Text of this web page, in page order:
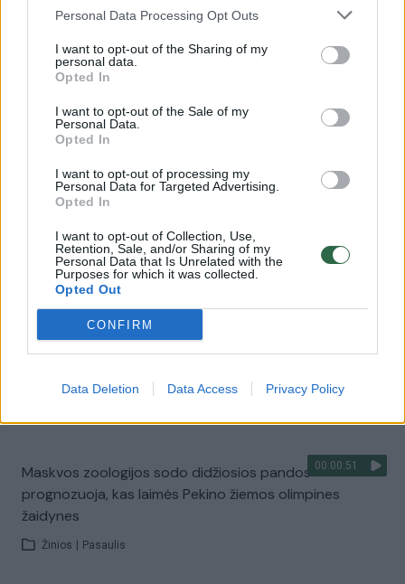
Personal Data Processing Opt Outs
I want to opt-out of the Sharing of my
personal data.
Opted In
I want to opt-out of the Sale of my
Personal Data.
Opted In
I want to opt-out of processing my
Personal Data for Targeted Advertising.
Opted In
I want to opt-out of Collection, Use,
Retention, Sale, and/or Sharing of my
Personal Data that Is Unrelated with the
Purposes for which it was collected.
Opted Out
CONFIRM
Data Deletion Data Access Privacy Policy
00:08:29
Karybos ekspertas įvertino galimą karo Ukrainoje eigą:
Žinios | Lietuvos diena
00:01:48
Kauno žiemos uoste – darbymetis: dėl atnaujintų
prieplaukų, prognozuojamas palankus sezonas laivybai
Žinios | Lietuvos diena
Buvusio Lietuvos užsienio reikalų ministro prognozės:
gegužę prasidės Rusijos grįžimas į akmens amžių
Žinios | Lietuvos diena
00:02:45
Ankstyvasis bulviasodis – galvos skausmas ūkininkams:
dėl karo susilaiko nuo prognozių apie kainas
00:00:51
Maskvos zoologijos sodo didžiosios pandos
prognozuoja, kas laimės Pekino žiemos olimpines
žaidynes
Žinios Pasaulis